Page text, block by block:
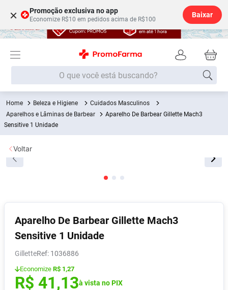
× Promoção exclusiva no app
Economize R$10 em pedidos acima de R$100
Baixar
O que você está buscando?
Beleza e Higiene
Cuidados Masculinos
Aparelhos e Lâminas de Barbear
Aparelho De Barbear Gillette Mach3
Sensitive 1 Unidade
Aparelho De Barbear Gillette Mach3
Sensitive 1 Unidade
Gillette : 1036886
Economize R$ 1,27
R$ 41,13à vista no PIX
Voltar
Termos mais buscados
1 º Fralda
7º Desodorante
8º Vitamina D
9º Absorvente
10º Lavitan